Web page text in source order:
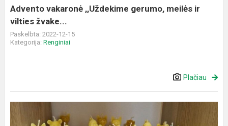
žvake...
Advento vakaronė ,,Uždekime gerumo, meilės ir
vilties žvake...
Paskelbta: 2022-12-15
Kategorija: Renginiai
Plačiau
„Žvakių